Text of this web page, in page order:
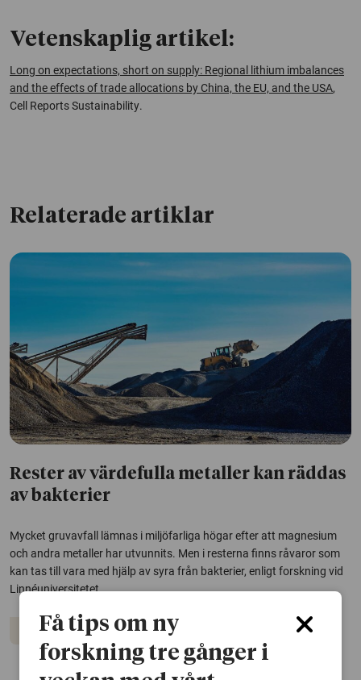
Vetenskaplig artikel:
Long on expectations, short on supply: Regional lithium imbalances
and the effects of trade allocations by China, the EU, and the USA,
Cell Reports Sustainability.
Relaterade artiklar
Rester av värdefulla metaller kan räddas
av bakterier
Mycket gruvavfall lämnas i miljöfarliga högar efter att magnesium
och andra metaller har utvunnits. Men i resterna finns råvaror som
kan tas till vara med hjälp av syra från bakterier, enligt forskning vid
Linnéuniversitetet.
Metaller Hållbar utveckling
Få tips om ny
forskning tre gånger i